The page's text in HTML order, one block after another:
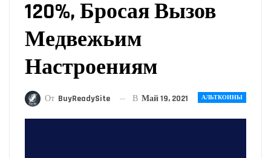
120%, Бросая Вызов
Медвежьим
Настроениям
АЛЬТКОИНЫ
От BuyReadySite В Май 19, 2021